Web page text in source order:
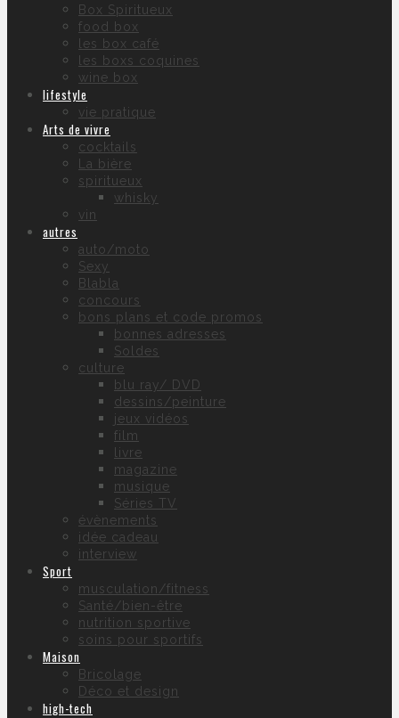
Box Spiritueux
food box
les box café
les boxs coquines
wine box
lifestyle
vie pratique
Arts de vivre
cocktails
La bière
spiritueux
whisky
vin
autres
auto/moto
Sexy
Blabla
concours
bons plans et code promos
bonnes adresses
Soldes
culture
blu ray/ DVD
dessins/peinture
jeux vidéos
film
livre
magazine
musique
Séries TV
évènements
idée cadeau
interview
Sport
musculation/fitness
Santé/bien-être
nutrition sportive
soins pour sportifs
Maison
Bricolage
Déco et design
high-tech